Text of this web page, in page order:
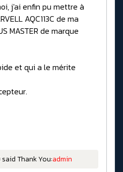
j'ai enfin pu mettre à
AQC113C de ma
MASTER de marque
et qui a le mérite
Thank You:admin